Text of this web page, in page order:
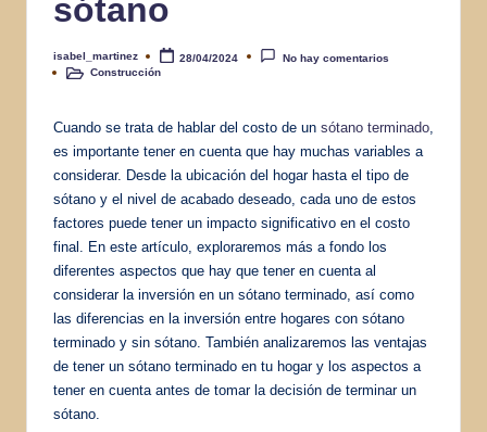
sótano
Publicado
por
isabel_martinez 28/04/2024
No hay comentarios
PublicadoConstrucción
Cuando se trata de hablar del costo de un sótano terminado
es importante tener en cuenta que hay muchas variables a
considerar. Desde la ubicación del hogar hasta el tipo de
sótano y el nivel de acabado deseado, cada uno de estos
factores puede tener un impacto significativo en el costo
final. En este artículo, exploraremos más a fondo los
diferentes aspectos que hay que tener en cuenta al
considerar la inversión en un sótano terminado, así como
las diferencias en la inversión entre hogares con sótano
terminado y sin sótano. También analizaremos las ventajas
de tener un sótano terminado en tu hogar y los aspectos a
tener en cuenta antes de tomar la decisión de terminar un
sótano.